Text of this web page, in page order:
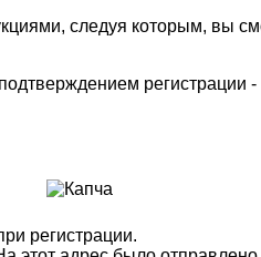
следуя которым, вы
регистрации
регистрации.